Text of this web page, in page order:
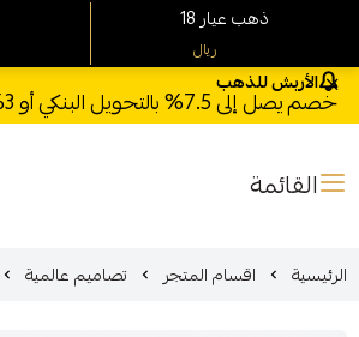
الأربش للذهب
خصم يصل إلى 7.5% بالتحويل البنكي أو 3% عبر مدى وSTC Pay + خصم بكود **X123** وشحن مجاني للطلبات فوق 1000 ريال
القائمة
الرئيسية اقسام المتجر تصاميم عالمية
18 ذهب عيار
ريال